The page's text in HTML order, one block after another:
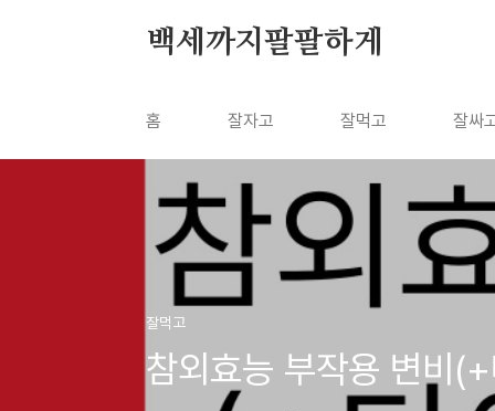
백세까지팔팔하게
홈 잘자고 잘먹고 잘싸
잘먹고
참외효능 부작용 변비